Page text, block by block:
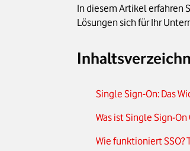
In diesem Artikel erfahren
Lösungen sich für Ihr
Single Sign-On: Das
Was ist Single Sign-
Wie funktioniert SSO?